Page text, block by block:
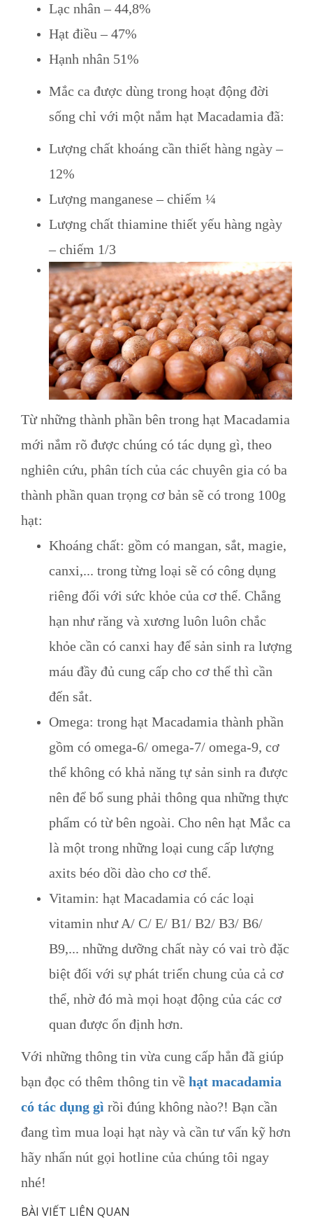
Lạc nhân – 44,8%
Hạt điều – 47%
Hạnh nhân 51%
Mắc ca được dùng trong hoạt động đời
sống chỉ với một nắm hạt Macadamia đã:
Lượng chất khoáng cần thiết hàng ngày –
12%
Lượng manganese – chiếm ¼
Lượng chất thiamine thiết yếu hàng ngày
– chiếm 1/3
Từ những thành phần bên trong hạt Macadamia
mới nắm rõ được chúng có tác dụng gì, theo
nghiên cứu, phân tích của các chuyên gia có ba
thành phần quan trọng cơ bản sẽ có trong 100g
hạt:
Khoáng chất: gồm có mangan, sắt, magie,
canxi,... trong từng loại sẽ có công dụng
riêng đối với sức khỏe của cơ thể. Chẳng
hạn như răng và xương luôn luôn chắc
khỏe cần có canxi hay để sản sinh ra lượng
máu đầy đủ cung cấp cho cơ thể thì cần
đến sắt.
Omega: trong hạt Macadamia thành phần
gồm có omega-6/ omega-7/ omega-9, cơ
thể không có khả năng tự sản sinh ra được
nên để bổ sung phải thông qua những thực
phẩm có từ bên ngoài. Cho nên hạt Mắc ca
là một trong những loại cung cấp lượng
axits béo dồi dào cho cơ thể.
Vitamin: hạt Macadamia có các loại
vitamin như A/ C/ E/ B1/ B2/ B3/ B6/
B9,... những dưỡng chất này có vai trò đặc
biệt đối với sự phát triển chung của cả cơ
thể, nhờ đó mà mọi hoạt động của các cơ
quan được ổn định hơn.
Với những thông tin vừa cung cấp hẳn đã giúp
bạn đọc có thêm thông tin về hạt macadamia
có tác dụng gì rồi đúng không nào?! Bạn cần
đang tìm mua loại hạt này và cần tư vấn kỹ hơn
hãy nhấn nút gọi hotline của chúng tôi ngay
nhé!
BÀI VIẾT LIÊN QUAN